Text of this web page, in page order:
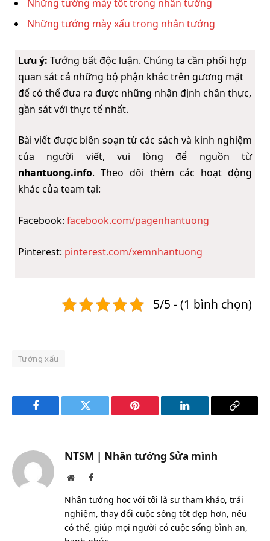
Những tướng mày tốt trong nhân tướng
Những tướng mày xấu trong nhân tướng
Lưu ý: Tướng bất độc luận. Chúng ta cần phối hợp
quan sát cả những bộ phận khác trên gương mặt
để có thể đưa ra được những nhận định chân thực,
gần sát với thực tế nhất.
Bài viết được biên soạn từ các sách và kinh nghiệm
của người viết, vui lòng để nguồn từ
nhantuong.info. Theo dõi thêm các hoạt động
khác của team tại:
Facebook: facebook.com/pagenhantuong
Pinterest: pinterest.com/xemnhantuong
5/5 - (1 bình chọn)
Tướng xấu
Facebook Twitter Pinterest LinkedIn
Copy
NTSM | Nhân tướng Sửa mình
WebsiteFacebook
Nhân tướng học với tôi là sự tham khảo, trải
nghiệm, thay đổi cuộc sống tốt đẹp hơn, nếu
có thể, giúp mọi người có cuộc sống bình an,